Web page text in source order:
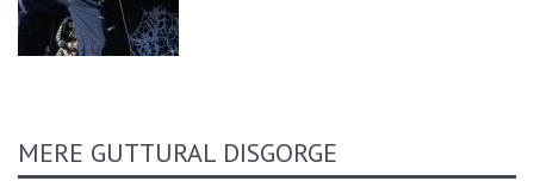
MERE GUTTURAL DISGORGE